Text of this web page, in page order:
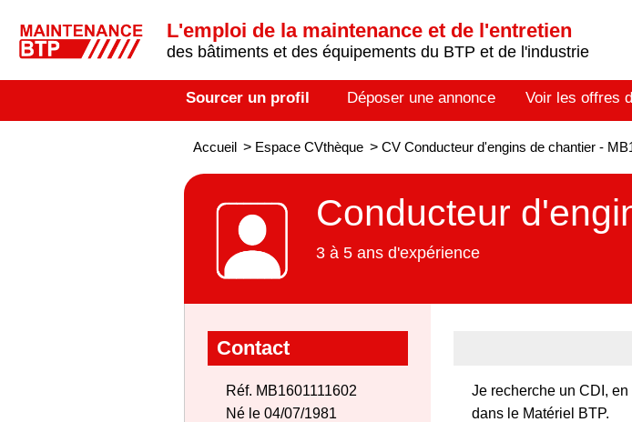
L'emploi de la maintenance et de l'entretien
des bâtiments et des équipements du BTP et de l'industrie
Sourcer un profil Déposer une annonce Voir les offres
Accueil > Espace CVthèque > CV Conducteur d'engins de chantier -
Conducteur
3 à 5 ans d'expérience
Contact
Réf. MB1601111602
Né le 04/07/1981
Je recherche un CDI,
dans le Matériel BTP.